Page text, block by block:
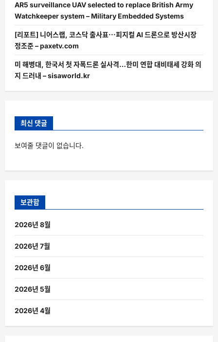
AR5 surveillance UAV selected to replace British Army
Watchkeeper system – Military Embedded Systems
[리포트] 니어스랩, 코스닥 출사표···피지컬 AI 드론으로 방산시장
정조준 – paxetv.com
미 해병대, 한국서 첫 자폭드론 실사격…한미 연합 대비태세 강화 의
지 드러내 – sisaworld.kr
최신 댓글
보여줄 댓글이 없습니다.
보관함
2026년 8월
2026년 7월
2026년 6월
2026년 5월
2026년 4월